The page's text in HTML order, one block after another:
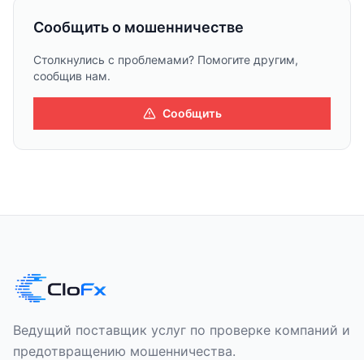
Сообщить о мошенничестве
Столкнулись с проблемами? Помогите другим,
сообщив нам.
Сообщить
Ведущий поставщик услуг по проверке компаний и
предотвращению мошенничества.